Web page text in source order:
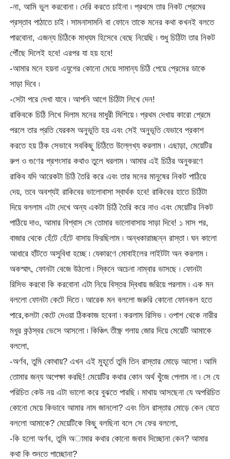
-না, আমি ভুল করবোনা ৷ দেরি করতে চাইনা ৷ প্রথমে তার নিকট প্রেমের
প্রস্তাব পাঠাতে চাই ৷ সামনাসামনি বা ফোনে তাকে মনের কথা কখনই বলতে
পারবোনা, এজন্য চিঠিকে মাধ্যম হিসেবে বেছে নিয়েছি ৷ শুধু চিঠিটা তার নিকট
পৌঁছে দিলেই হবে! এরপর যা হয় হবে!
-আমার মনে হয়না এযুগের কোনো মেয়ে সামান্য চিঠি পেয়ে প্রেমের ডাকে
সাড়া দিবে ৷
-সেটা পরে দেখা যাবে ৷ আপনি আগে চিঠিটা লিখে দেন!
রাকিবকে চিঠি লিখে দিলাম মনের মাধুরী মিশিয়ে ৷ প্রথম দেখায় কারো প্রেমে
পরলে তার প্রতি যেরকম অনুভূতি হয় এবং সেই অনুভূতি যেভাবে প্রকাশ
করতে হয় ঠিক সেভাবে সবকিছু চিঠিতে উল্লেখ্য করলাম ৷ এছাড়া, মেয়েটির
রুপ ও গুণের প্রশংসার কথাও তুলে ধরলাম ৷ আমার এই চিঠির অনুকরণে
রাকিব যদি আরেকটা চিঠি তৈরি করে এবং তার মনের মানুষের নিকট পাঠিয়ে
দেয়, তবে অবশ্যই রাকিবের ভালোবাসা স্বার্থক হবে! রাকিবের হাতে চিঠিটা
দিয়ে বললাম এটা দেখে অন্য একটা চিঠি তৈরি করে নাও এবং মেয়েটির নিকট
পাঠিয়ে দাও, আমার বিশ্বাস সে তোমার ভালোবাসায় সাড়া দিবে! ১ মাস পর,
বাজার থেকে হেঁটে হেঁটে বাসায় ফিরছিলাম ৷ অন্ধকারাচ্ছন্ন রাস্তা ৷ ঘন কালো
আধারে হাঁটতে অসুবিধা হচ্ছে ৷ যেকারণে মোবাইলের লাইটটা অন করলাম ৷
অকস্মাৎ, ফোনটা বেজে উঠলো ৷ স্কিনে অচেনা নাম্বার ভাসছে ৷ ফোনটা
রিসিভ করবো কি করবোনা এটা নিয়ে বিস্তর দ্বিধায় জরিয়ে পরলাম ৷ এক মন
বললো ফোনটা কেটে দিতে ৷ আরেক মন বললো জরুরি কোনো ফোনকল হতে
পারে,কলটা কেটে দেওয়া ঠিককাজ হবেনা ৷ করলাম রিসিভ ৷ ওপাশ থেকে নারীর
মধুর কন্ঠস্বর ভেসে আসলো ৷ কিঞ্চিৎ তীক্ষ্ণ গলায় জোর দিয়ে মেয়েটি আমাকে
বললো,
-অর্ণব, তুমি কোথায়? এখন এই মুহূর্তে তুমি তিন রাস্তার মোড়ে আসো ৷ আমি
তোমার জন্য অপেক্ষা করছি! মেয়েটির কথার কোন অর্থ খুঁজে পেলাম না ৷ সে যে
পরিচিত কেউ নয় এটা ভালো করে বুঝতে পারছি ৷ মাথায় আসছেনা যে অপরিচিত
কোনো মেয়ে কিভাবে আমার নাম জানলো? এবং তিন রাস্তার মোড়ে কেন যেতে
বললো আমাকে? মেয়েটিকে কিছু বলছিনা বলে সে ফের বললো,
-কি হলো অর্ণব, তুমি অামার কথার কোনো জবাব দিচ্ছোনা কেন? আমার
কথা কি শুনতে পাচ্ছোনা?